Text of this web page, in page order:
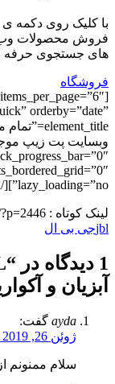
با کلیک روی دکمه
فروش محصولات وب
های جستجوی حرفه
فروشگاه
orderby=”date”
lazy_loading=”no”][/vc_column][/vc_row]
لینک کوتاه :
jblجی بی ال
1 دیدگاه در “
آبزیان و
ayda گفت:
ژوئن 26, 2019 در 8:00 ق.ظ
سلام ممنونم